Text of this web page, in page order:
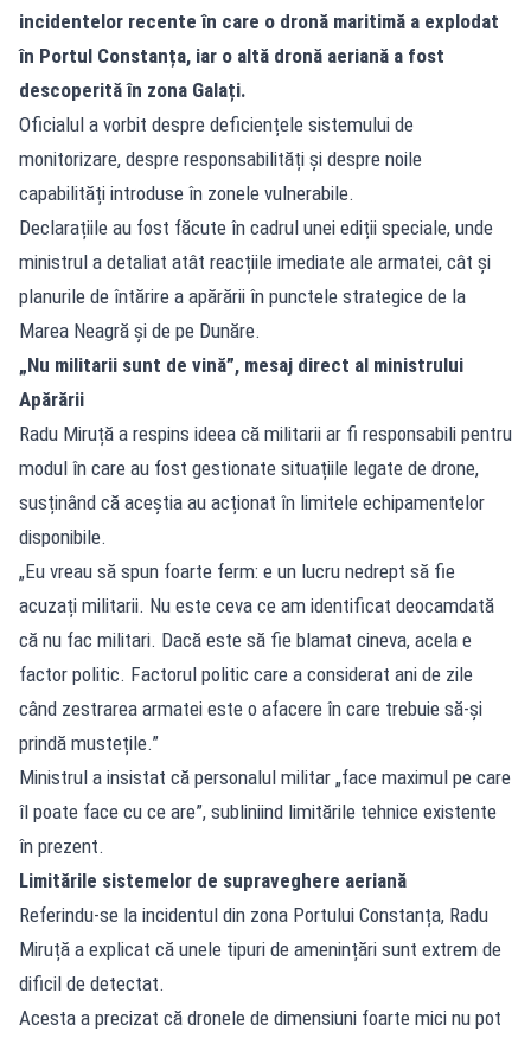
incidentelor recente în care o dronă maritimă a explodat
în Portul Constanța, iar o altă dronă aeriană a fost
descoperită în zona Galați.
Oficialul a vorbit despre deficiențele sistemului de
monitorizare, despre responsabilități și despre noile
capabilități introduse în zonele vulnerabile.
Declarațiile au fost făcute în cadrul unei ediții speciale, unde
ministrul a detaliat atât reacțiile imediate ale armatei, cât și
planurile de întărire a apărării în punctele strategice de la
Marea Neagră și de pe Dunăre.
„Nu militarii sunt de vină”, mesaj direct al ministrului
Apărării
Radu Miruță a respins ideea că militarii ar fi responsabili pentru
modul în care au fost gestionate situațiile legate de drone,
susținând că aceștia au acționat în limitele echipamentelor
disponibile.
„Eu vreau să spun foarte ferm: e un lucru nedrept să fie
acuzați militarii. Nu este ceva ce am identificat deocamdată
că nu fac militari. Dacă este să fie blamat cineva, acela e
factor politic. Factorul politic care a considerat ani de zile
când zestrarea armatei este o afacere în care trebuie să-și
prindă mustețile.”
Ministrul a insistat că personalul militar „face maximul pe care
îl poate face cu ce are”, subliniind limitările tehnice existente
în prezent.
Limitările sistemelor de supraveghere aeriană
Referindu-se la incidentul din zona Portului Constanța, Radu
Miruță a explicat că unele tipuri de amenințări sunt extrem de
dificil de detectat.
Acesta a precizat că dronele de dimensiuni foarte mici nu pot